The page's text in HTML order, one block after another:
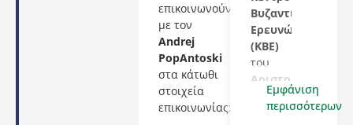
επικοινωνούν
με τον
Andrej
PopAntoski
στα κάτωθι
στοιχεία
επικοινωνίας:
Βυζαντινών
Ερευνών
(ΚΒΕ)
του
Αριστοτελείου
Πανεπιστημίου
Θεσσαλονίκης
Εμφάνιση
περισσότερων